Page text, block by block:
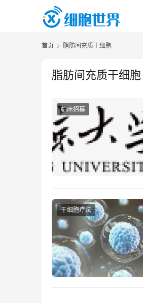
首页 脂肪间充质干细胞
脂肪间充质干细胞
临床招募
干细胞疗法